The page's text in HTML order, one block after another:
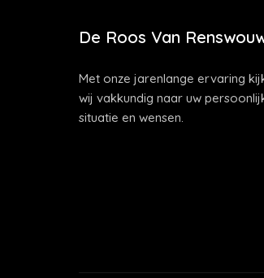
De Roos Van
Met onze jarenlange ervaring
wij vakkundig naar uw
situatie en wensen.